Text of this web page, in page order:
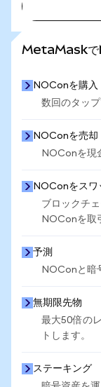
MetaMaskで
NOConを購入
数回のタップ
NOConを売却
NOConを現
NOConをスワ
ブロックチ
NOConを取
予測
NOConと暗
無期限先物
最大50倍の
トします。
ステーキング